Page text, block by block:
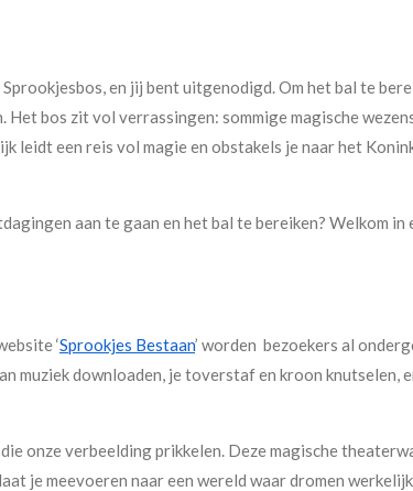
en jij bent uitgenodigd. Om het bal te
bos zit vol verrassingen: sommige magische
leidt een reis vol magie en obstakels je naar het
aan te gaan en het bal te bereiken? Welkom
‘Sprookjes Bestaan’ worden bezoekers al
muziek downloaden, je toverstaf en kroon knutselen,
onze verbeelding prikkelen. Deze magische
je meevoeren naar een wereld waar dromen